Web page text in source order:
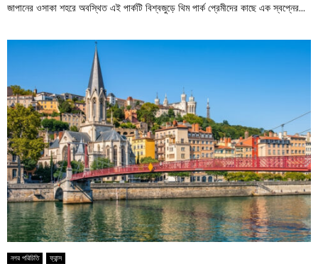
জাপানের ওসাকা শহরে অবস্থিত এই পার্কটি বিশ্বজুড়ে থিম পার্ক প্রেমীদের কাছে এক স্বপ্নের...
নগর পরিচিতি ফ্রান্স